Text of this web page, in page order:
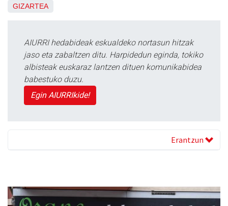
GIZARTEA
AIURRI hedabideak eskualdeko nortasun hitzak
jaso eta zabaltzen ditu. Harpidedun eginda, tokiko
albisteak euskaraz lantzen dituen komunikabidea
babestuko duzu.
Egin AIURRIkide!
Erantzun